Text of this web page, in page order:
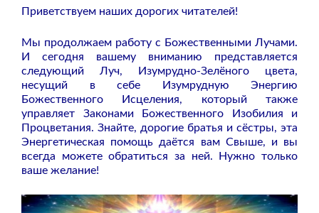
Приветствуем наших дорогих читателей!
Мы продолжаем работу с Божественными Лучами.
И сегодня вашему вниманию представляется
следующий Луч, Изумрудно-Зелёного цвета,
несущий в себе Изумрудную Энергию
Божественного Исцеления, который также
управляет Законами Божественного Изобилия и
Процветания. Знайте, дорогие братья и сёстры, эта
Энергетическая помощь даётся вам Свыше, и вы
всегда можете обратиться за ней. Нужно только
ваше желание!